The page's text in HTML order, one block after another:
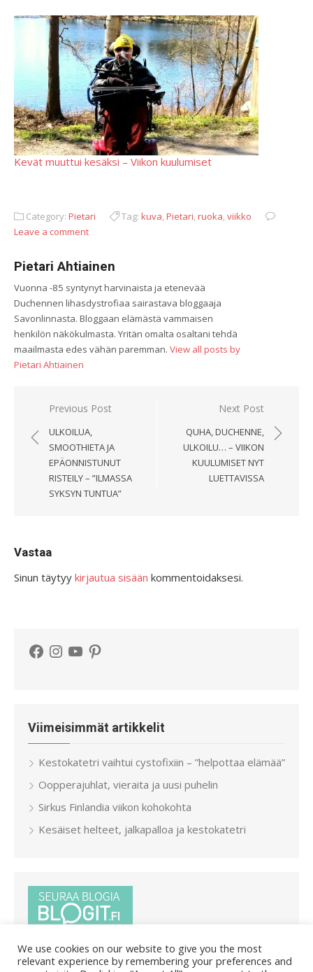
Kevät muuttui kesäksi – Viikon kuulumiset
Category: Pietari Tag: kuva,Pietari,ruoka,viikko
Leave a comment
Pietari Ahtiainen
Vuonna -85 syntynyt harvinaista ja etenevää
Duchennen lihasdystrofiaa sairastava bloggaaja
Savonlinnasta. Bloggaan elämästä vammaisen
henkilön näkökulmasta. Yritän omalta osaltani tehdä
maailmasta edes vähän paremman. View all posts by
Pietari Ahtiainen
Artikkelien
selaus
Previous Post
ULKOILUA,
SMOOTHIETA JA
EPÄONNISTUNUT
RISTEILY – ”ILMASSA
SYKSYN TUNTUA”
Next Post
QUHA, DUCHENNE,
ULKOILU… – VIIKON
KUULUMISET NYT
LUETTAVISSA
Vastaa
Sinun täytyy kirjautua sisään kommentoidaksesi.
Facebook
Instagram
YouTubePinterest
Viimeisimmät artikkelit
Kestokatetri vaihtui cystofixiin – ”helpottaa elämää”
Oopperajuhlat, vieraita ja uusi puhelin
Sirkus Finlandia viikon kohokohta
Kesäiset helteet, jalkapalloa ja kestokatetri
We use cookies on our website to give you the most
relevant experience by remembering your preferences and